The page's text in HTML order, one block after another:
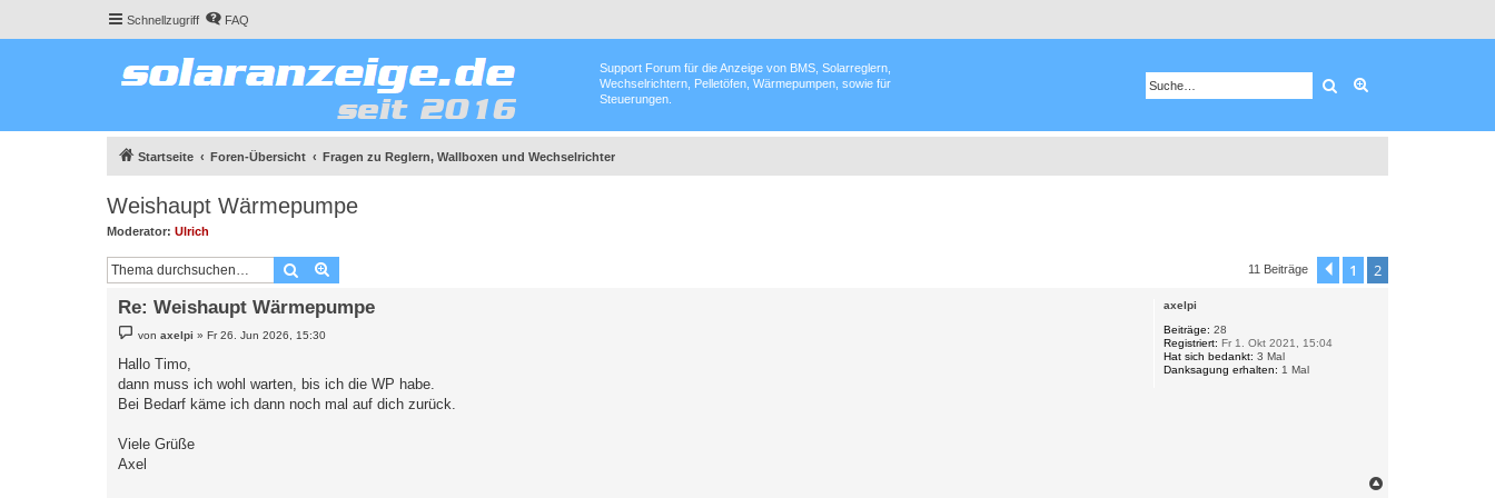
Schnellzugriff FAQ
Support Forum für die Anzeige von BMS, Solarreglern,
Wechselrichtern, Pelletöfen, Wärmepumpen, sowie für
Steuerungen.
Suche
Startseite Foren-Übersicht Fragen zu Reglern, Wallboxen und Wechselrichter
Weishaupt Wärmepumpe
Moderator: Ulrich
Suche 11 Beiträge Vorherige
1 2
axelpi
Beiträge: 28
Registriert: Fr 1. Okt 2021, 15:04
Hat sich bedankt: 3 Mal
Danksagung erhalten: 1 Mal
Re: Weishaupt Wärmepumpe
e
i
t
r
a
g
vonaxelpi »Fr 26. Jun 2026, 15:30
Hallo Timo,
dann muss ich wohl warten, bis ich die WP habe.
Bei Bedarf käme ich dann noch mal auf dich zurück.
Viele Grüße
Axel